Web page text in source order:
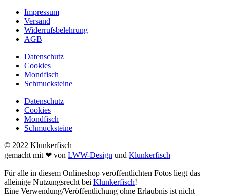
Impressum
Versand
Widerrufsbelehrung
AGB
Datenschutz
Cookies
Mondfisch
Schmucksteine
Datenschutz
Cookies
Mondfisch
Schmucksteine
© 2022 Klunkerfisch
gemacht mit ❤ von LWW-Design und Klunkerfisch
Für alle in diesem Onlineshop veröffentlichten Fotos liegt das
alleinige Nutzungsrecht bei Klunkerfisch!
Eine Verwendung/Veröffentlichung ohne Erlaubnis ist nicht